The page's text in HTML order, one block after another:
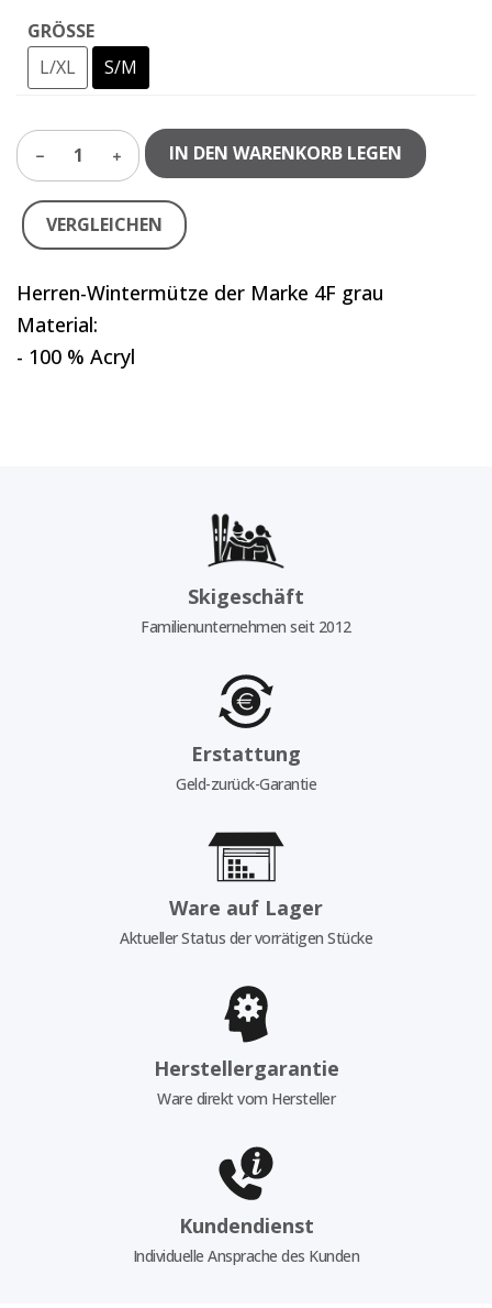
GRÖSSE
L/XL
S/M
1 IN DEN WARENKORB LEGEN
VERGLEICHEN
Herren-Wintermütze der Marke 4F grau
Material:
- 100 % Acryl
Skigeschäft
Familienunternehmen seit 2012
Erstattung
Geld-zurück-Garantie
Ware auf Lager
Aktueller Status der vorrätigen Stücke
Herstellergarantie
Ware direkt vom Hersteller
Kundendienst
Individuelle Ansprache des Kunden